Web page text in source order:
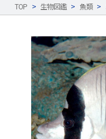
TOP > 生物図鑑 > 魚類 >